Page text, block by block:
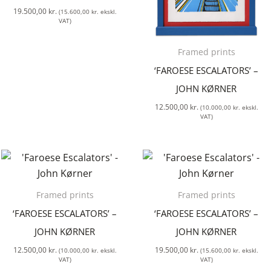
19.500,00 kr. (15.600,00 kr. ekskl.
VAT)
Framed prints
‘FAROESE ESCALATORS’ –
JOHN KØRNER
12.500,00 kr. (10.000,00 kr. ekskl.
VAT)
Framed prints
‘FAROESE ESCALATORS’ –
JOHN KØRNER
12.500,00 kr. (10.000,00 kr. ekskl.
VAT)
Framed prints
‘FAROESE ESCALATORS’ –
JOHN KØRNER
19.500,00 kr. (15.600,00 kr. ekskl.
VAT)